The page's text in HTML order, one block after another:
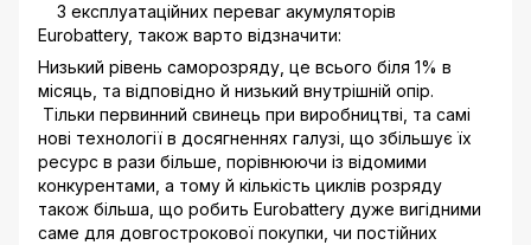
З експлуатаційних переваг акумуляторів
Eurobattery, також варто відзначити:
Низький рівень саморозряду, це всього біля 1% в
місяць, та відповідно й низький внутрішній опір.
Тільки первинний свинець при виробництві, та самі
нові технології в досягненнях галузі, що збільшує їх
ресурс в рази більше, порівнюючи із відомими
конкурентами, а тому й кількість циклів розряду
також більша, що робить Eurobattery дуже вигідними
саме для довгострокової покупки, чи постійних